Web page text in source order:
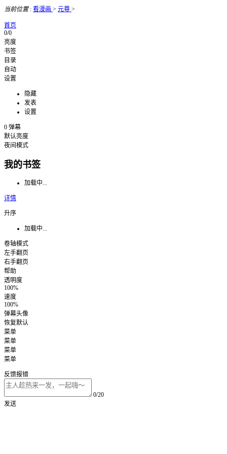
当前位置: 看漫画 > 元尊 >
首页
0/0
亮度
书签
目录
自动
设置
隐藏
发表
设置
0 弹幕
默认亮度
夜间模式
我的书签
加载中...
详情
升序
加载中...
卷轴模式
左手翻页
右手翻页
帮助
透明度
100%
速度
100%
弹幕头像
恢复默认
菜单
菜单
菜单
菜单
反馈报错
0/20
发送